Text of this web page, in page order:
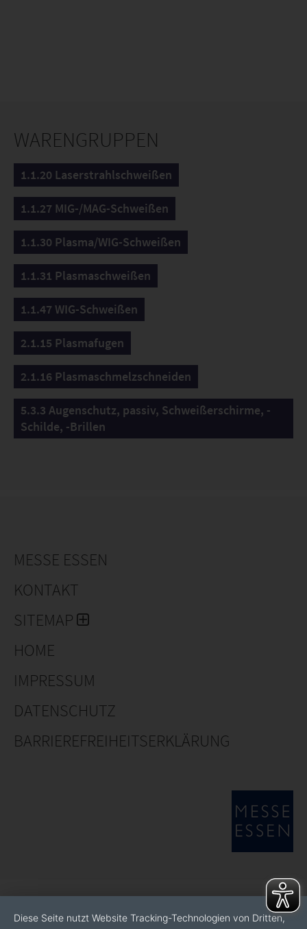
WARENGRUPPEN
1.1.20 Laserstrahlschweißen
1.1.27 MIG-/MAG-Schweißen
1.1.30 Plasma/WIG-Schweißen
1.1.31 Plasmaschweißen
1.1.47 WIG-Schweißen
2.1.15 Plasmafugen
2.1.16 Plasmaschmelzschneiden
5.3.3 Augenschutz, passiv, Schweißerschirme, -
Schilde, -Brillen
MESSE ESSEN
KONTAKT
SITEMAP
HOME
IMPRESSUM
DATENSCHUTZ
BARRIEREFREIHEITSERKLÄRUNG
Diese Seite nutzt Website Tracking-Technologien von Dritten,